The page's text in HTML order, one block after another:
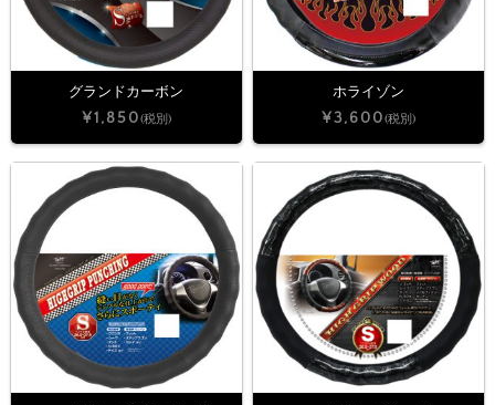
グランドカーボン
¥1,850(税別)
ホライゾン
¥3,600(税別)